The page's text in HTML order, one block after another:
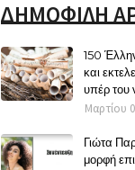
ΔΗΜΟΦΙΛΗ
150
και
υπέρ του
Μαρτίου
Γιώτα
μορφή